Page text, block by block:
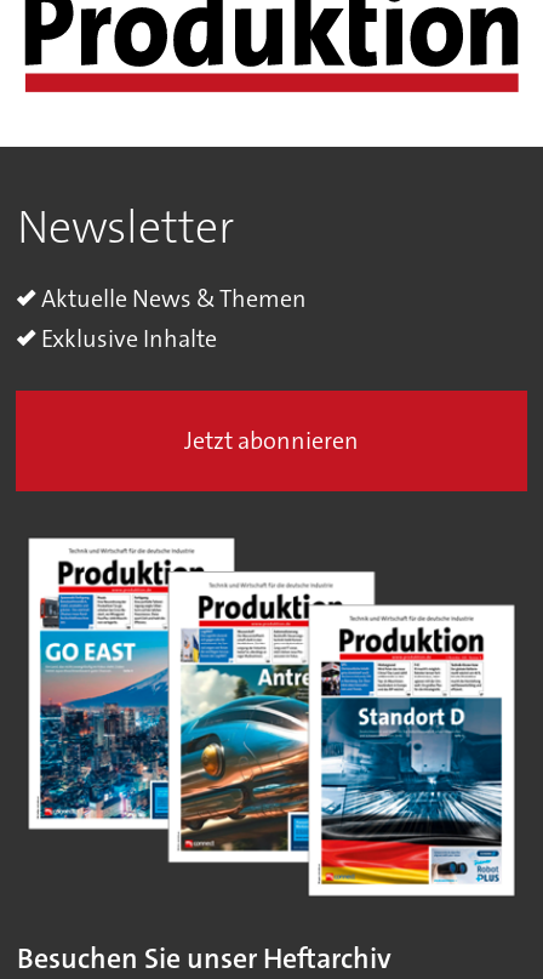
Newsletter
Aktuelle News & Themen
Exklusive Inhalte
Jetzt abonnieren
Besuchen Sie unser Heftarchiv